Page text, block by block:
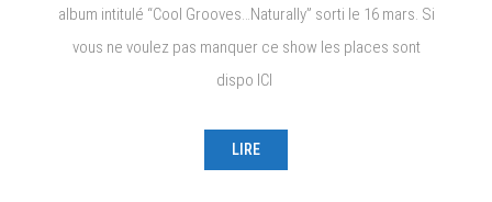
(New
album intitulé “Cool Grooves…Naturally” sorti le 16 mars. Si
vous ne voulez pas manquer ce show les places sont
dispo ICI
LIRE